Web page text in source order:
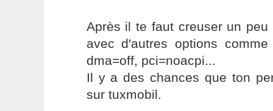
Après il te faut creuser un
avec d'autres options
dma=off, pci=noacpi...
Il y a des chances que ton
sur tuxmobil.